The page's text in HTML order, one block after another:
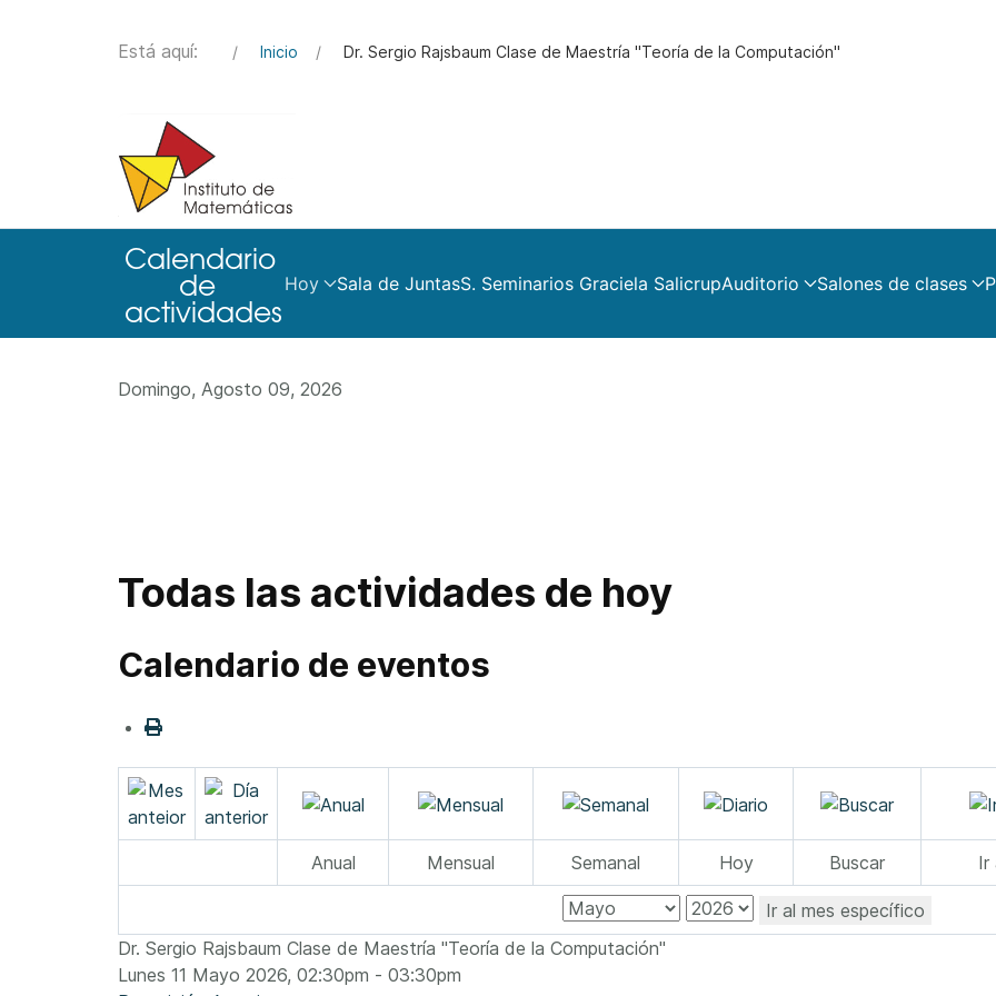
Está aquí: Inicio Dr. Sergio Rajsbaum Clase de Maestría "Teoría de la Computación"
Hoy Sala de JuntasS. Seminarios Graciela SalicrupAuditorio Salones de clases
Domingo, Agosto 09, 2026
Todas las actividades de hoy
Calendario de eventos
Anual Mensual Semanal Hoy Buscar Ir
Ir al mes específico
Dr. Sergio Rajsbaum Clase de Maestría "Teoría de la Computación"
Lunes 11 Mayo 2026, 02:30pm - 03:30pm